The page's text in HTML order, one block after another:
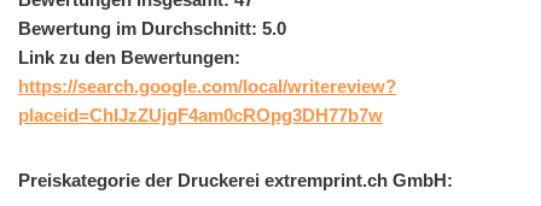
Bewertung im Durchschnitt: 5.0
Link zu den Bewertungen:
https://search.google.com/local/writereview?
placeid=ChIJzZUjgF4am0cROpg3DH77b7w
Preiskategorie der Druckerei extremprint.ch GmbH: